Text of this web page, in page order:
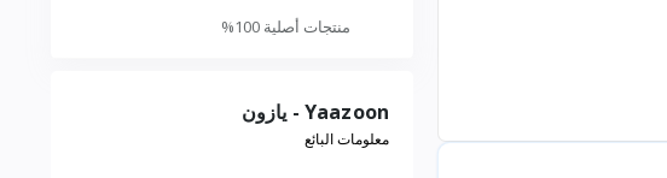
منتجات أصلية 100%
Yaazoon - يازون
معلومات البائع